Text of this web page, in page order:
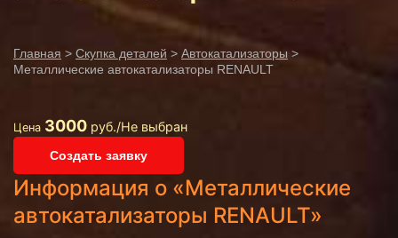
Главная > Скупка деталей > Автокатализаторы >
Металлические автокатализаторы RENAULT
Цена 3000 руб./Не выбран
Создать заявку
Информация о «Металлические
автокатализаторы RENAULT»